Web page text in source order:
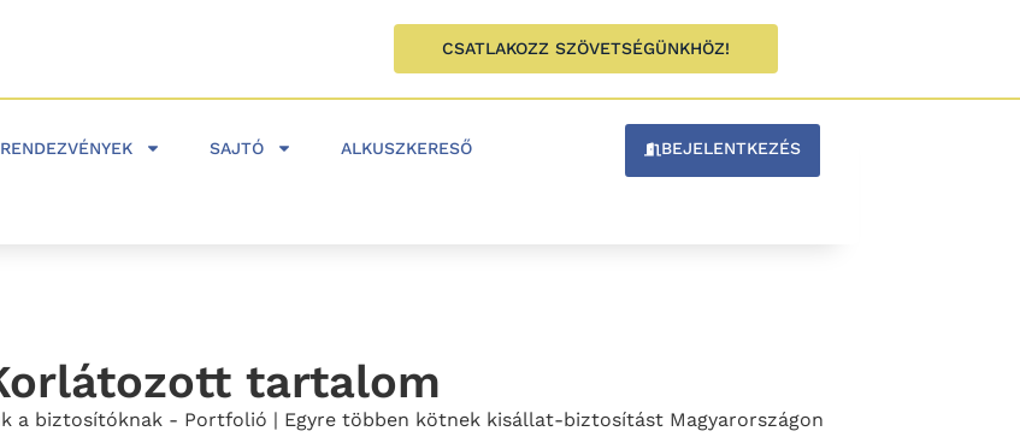
CSATLAKOZZ SZÖVETSÉGÜNKHÖZ!
RENDEZVÉNYEK SAJTÓ ALKUSZKERESŐ BEJELENTKEZÉS
tartalom
a biztosítóknak - Portfolió | Egyre többen kötnek kisállat-biztosítást Magyarországon